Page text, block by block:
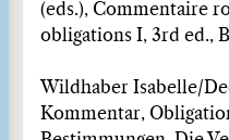
(eds.), Commentaire
obligations I, 3rd ed.,
Wildhaber Isabelle/
Kommentar,